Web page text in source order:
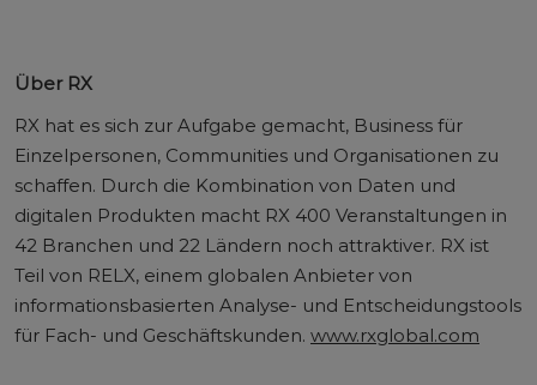
Über RX
RX hat es sich zur Aufgabe gemacht, Business für
Einzelpersonen, Communities und Organisationen zu
schaffen. Durch die Kombination von Daten und
digitalen Produkten macht RX 400 Veranstaltungen in
42 Branchen und 22 Ländern noch attraktiver. RX ist
Teil von RELX, einem globalen Anbieter von
informationsbasierten Analyse- und Entscheidungstools
für Fach- und Geschäftskunden. www.rxglobal.com